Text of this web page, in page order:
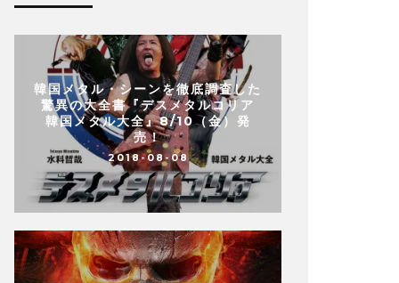
韓国メタル・シーンを徹底調査した
驚異の大全書『デスメタルコリア
韓国メタル大全』8/10（金）発
売！
2018-08-08